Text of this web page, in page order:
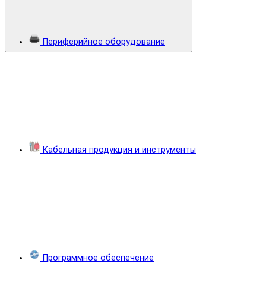
Периферийное оборудование
Кабельная продукция и инструменты
Программное обеспечение